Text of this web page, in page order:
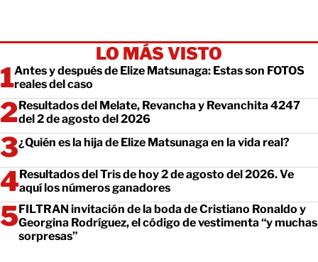
LO MÁS VISTO
Antes y después de Elize Matsunaga: Estas son FOTOS
reales del caso
Resultados del Melate, Revancha y Revanchita 4247
del 2 de agosto del 2026
¿Quién es la hija de Elize Matsunaga en la vida real?
Resultados del Tris de hoy 2 de agosto del 2026. Ve
aquí los números ganadores
FILTRAN invitación de la boda de Cristiano Ronaldo y
Georgina Rodríguez, el código de vestimenta “y muchas
sorpresas”